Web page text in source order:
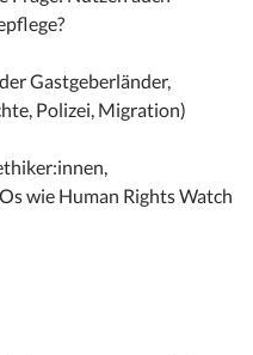
Gastgeberländer,
Polizei, Migration)
wie Human Rights Watch